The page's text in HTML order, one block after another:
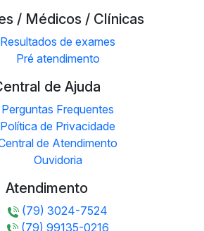
/ Médicos / Clínicas
Resultados de exames
Pré atendimento
de Ajuda
Perguntas Frequentes
Política de Privacidade
de Atendimento
Ouvidoria
Atendimento
(79) 3024-7524
(79) 99135-0216